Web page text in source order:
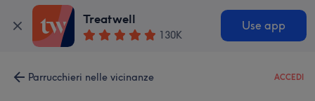
Treatwell
130K
Use app
Parrucchieri nelle vicinanze ACCEDI